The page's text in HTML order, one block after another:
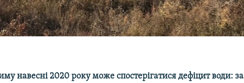
навесні 2020 року може спостерігатися дефіцит води: за